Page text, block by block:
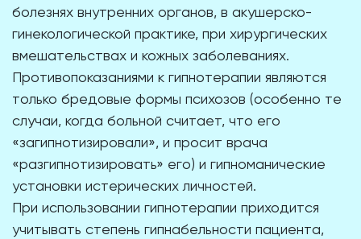
болезнях внутренних органов, в акушерско-
гинекологической практике, при хирургических
вмешательствах и кожных заболеваниях.
Противопоказаниями к гипнотерапии являются
только бредовые формы психозов (особенно те
случаи, когда больной считает, что его
«загипнотизировали», и просит врача
«разгипнотизировать» его) и гипноманические
установки истерических личностей.
При использовании гипнотерапии приходится
учитывать степень гипнабельности пациента,